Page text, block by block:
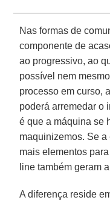
Nas formas de
componente de
ao progressivo, ao
possível nem
processo em curso,
poderá arremedar o
é que a máquina se
maquinizemos. Se
mais elementos
line também geram
A diferença reside